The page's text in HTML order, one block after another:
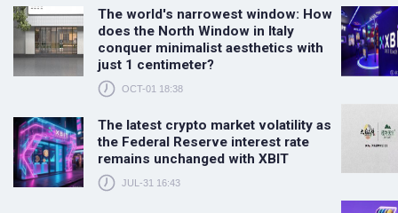
The world's narrowest window: How
does the North Window in Italy
conquer minimalist aesthetics with
just 1 centimeter?
OCT-01 18:38
The latest crypto market volatility as
the Federal Reserve interest rate
remains unchanged with XBIT
JUL-31 16:43